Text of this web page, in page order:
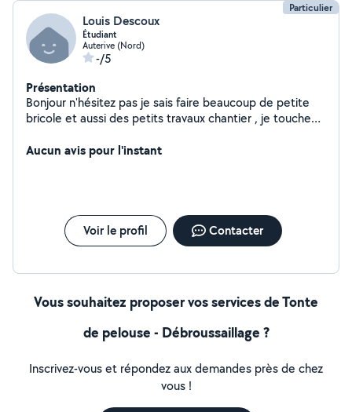
Particulier
Louis Descoux
Étudiant
Auterive (Nord)
-/5
Présentation
Bonjour n'hésitez pas je sais faire beaucoup de petite
bricole et aussi des petits travaux chantier , je touche
Aucun avis pour l'instant
Voir le profil Contacter
Vous souhaitez proposer vos services de Tonte
de pelouse - Débroussaillage ?
Inscrivez-vous et répondez aux demandes près de chez
vous !